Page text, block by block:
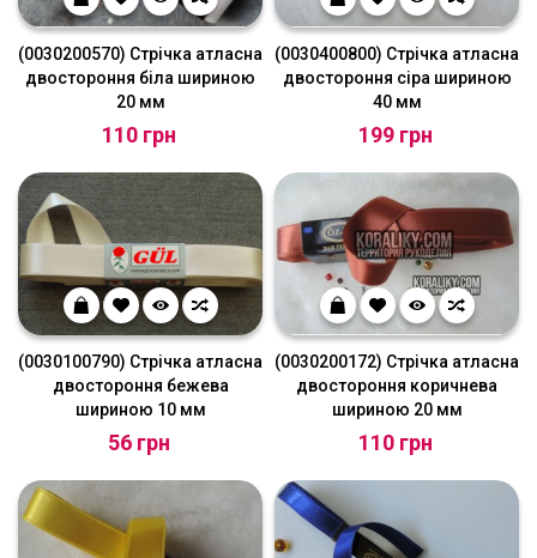
(0030200570) Стрічка атласна
двостороння біла шириною
20 мм
110 грн
(0030400800) Стрічка атласна
двостороння сіра шириною
40 мм
199 грн
(0030100790) Стрічка атласна
двостороння бежева
шириною 10 мм
56 грн
(0030200172) Стрічка атласна
двостороння коричнева
шириною 20 мм
110 грн